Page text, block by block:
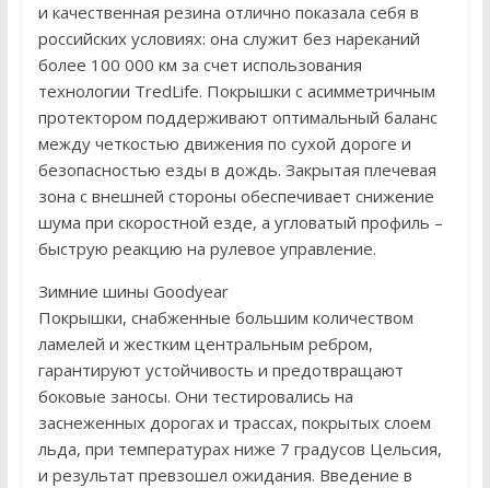
и качественная резина отлично показала себя в
российских условиях: она служит без нареканий
более 100 000 км за счет использования
технологии TredLife. Покрышки с асимметричным
протектором поддерживают оптимальный баланс
между четкостью движения по сухой дороге и
безопасностью езды в дождь. Закрытая плечевая
зона с внешней стороны обеспечивает снижение
шума при скоростной езде, а угловатый профиль –
быструю реакцию на рулевое управление.
Зимние шины Goodyear
Покрышки, снабженные большим количеством
ламелей и жестким центральным ребром,
гарантируют устойчивость и предотвращают
боковые заносы. Они тестировались на
заснеженных дорогах и трассах, покрытых слоем
льда, при температурах ниже 7 градусов Цельсия,
и результат превзошел ожидания. Введение в